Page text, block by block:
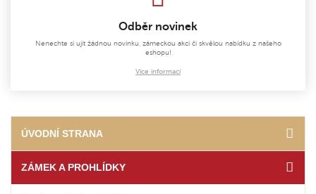
Odběr novinek
Nenechte si ujít žádnou novinku, zámeckou akci či skvělou nabídku z našeho
eshopu!
Více informací
ÚVODNÍ STRANA
ZÁMEK A PROHLÍDKY